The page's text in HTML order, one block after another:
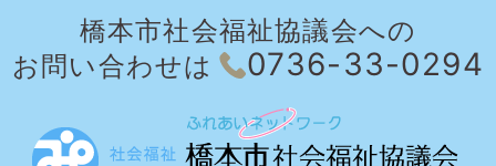
橋本市社会福祉協議会への
お問い合わせは
0736-33-0294